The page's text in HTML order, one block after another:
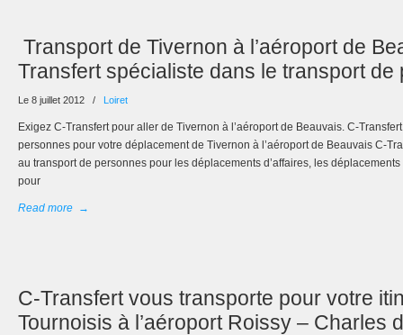
Transport de Tivernon à l’aéroport de
Transfert spécialiste dans le transport de
Le 8 juillet 2012 / Loiret
Exigez C-Transfert pour aller de Tivernon à l’aéroport de Beauvais. C-
personnes pour votre déplacement de Tivernon à l’aéroport de Beauvais C-
au transport de personnes pour les déplacements d’affaires, les
pour
Read more →
C-Transfert vous transporte pour votre
Tournoisis à l’aéroport Roissy – Charles